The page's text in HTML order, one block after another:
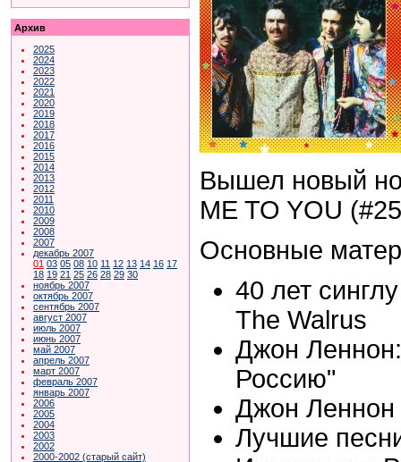
Архив
2025
2024
2023
2022
2021
2020
2019
2018
2017
2016
2015
2014
2013
2012
2011
2010
2009
2008
2007
декабрь 2007
01 03 05 08 10 11 12 13 14 16 17
18 19 21 25 26 28 29 30
ноябрь 2007
октябрь 2007
сентябрь 2007
август 2007
июль 2007
июнь 2007
май 2007
апрель 2007
март 2007
февраль 2007
январь 2007
2006
2005
2004
2003
2002
2000-2002 (старый сайт)
Вышел новый
ME TO YOU
Основные
40 лет
The Walrus
Джон
Россию"
Джон Леннон
Лучшие